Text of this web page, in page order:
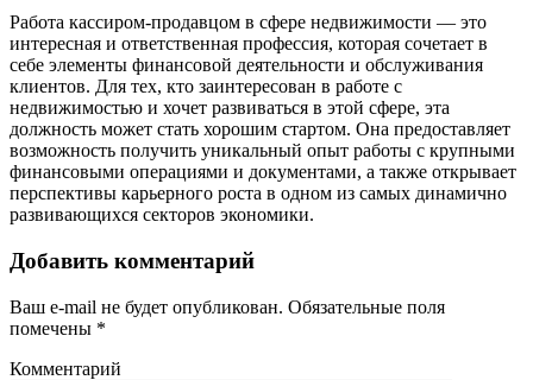
Работа кассиром-продавцом в сфере недвижимости — это
интересная и ответственная профессия, которая сочетает в
себе элементы финансовой деятельности и обслуживания
клиентов. Для тех, кто заинтересован в работе с
недвижимостью и хочет развиваться в этой сфере, эта
должность может стать хорошим стартом. Она предоставляет
возможность получить уникальный опыт работы с крупными
финансовыми операциями и документами, а также открывает
перспективы карьерного роста в одном из самых динамично
развивающихся секторов экономики.
Добавить комментарий
Ваш e-mail не будет опубликован. Обязательные поля
помечены *
Комментарий